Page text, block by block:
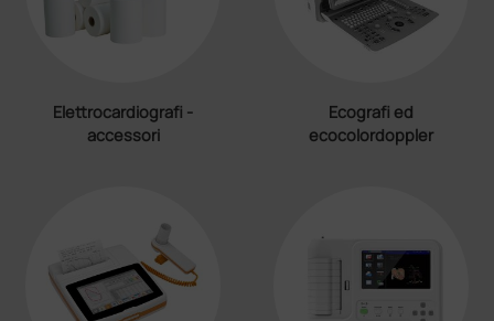
Elettrocardiografi -
accessori
Ecografi ed
ecocolordoppler